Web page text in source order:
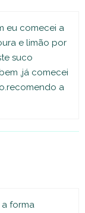
eu comecei a
e limão por
suco
,já comecei
a
forma